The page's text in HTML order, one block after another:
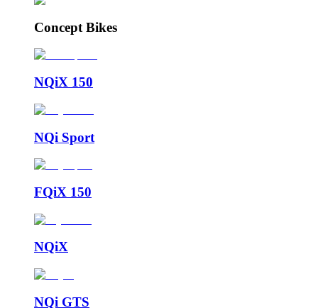
Concept Bikes
NQiX 150
NQi Sport
FQiX 150
NQiX
NQi GTS